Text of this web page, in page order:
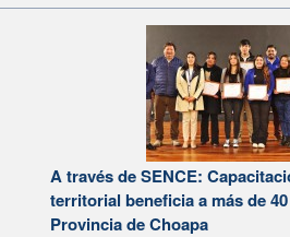
A través de SENCE:
territorial beneficia a más de
Provincia de Choapa